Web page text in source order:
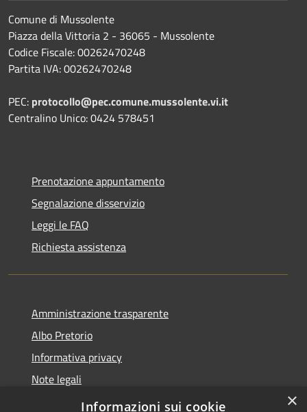
Comune di Mussolente
Piazza della Vittoria 2 - 36065 - Mussolente
Codice Fiscale: 00262470248
Partita IVA: 00262470248
PEC: protocollo@pec.comune.mussolente.vi.it
Centralino Unico: 0424 578451
Prenotazione appuntamento
Segnalazione disservizio
Leggi le FAQ
Richiesta assistenza
Amministrazione trasparente
Albo Pretorio
Informativa privacy
Note legali
Dichiarazione di accessibilità
×
Informazioni sui cookie